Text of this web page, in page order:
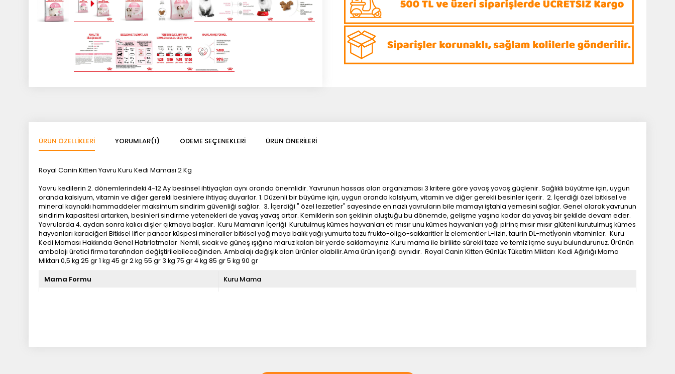
ÜRÜN ÖZELLIKLERI YORUMLAR(1) ÖDEME SEÇENEKLERI ÜRÜN ÖNERILERI
Royal Canin Kitten Yavru Kuru Kedi Maması 2 Kg
Yavru kedilerin 2. dönemlerindeki 4-12 Ay besinsel ihtiyaçları aynı oranda önemlidir. Yavrunun hassas olan organizması 3 kritere göre yavaş yavaş güçlenir. Sağlıklı büyütme için, uygun
oranda kalsiyum, vitamin ve diğer gerekli besinlere ihtiyaç duyarlar. 1. Düzenli bir büyüme için, uygun oranda kalsiyum, vitamin ve diğer gerekli besinler içerir. 2. İçerdiği özel bitkisel ve
mineral kaynaklı hammaddeler maksimum sindirim güvenliği sağlar. 3. İçerdiği " özel lezzetler" sayesinde en nazlı yavruların bile mamayı iştahla yemesini sağlar. Genel olarak yavrunun
sindirim kapasitesi artarken, besinleri sindirme yetenekleri de yavaş yavaş artar. Kemiklerin son şeklinin oluştuğu bu dönemde, gelişme yaşına kadar da yavaş bir şekilde devam eder.
Yavrularda 4. aydan sonra kalıcı dişler çıkmaya başlar. Kuru Mamanın İçeriği Kurutulmuş kümes hayvanları eti mısır unu kümes hayvanları yağı pirinç mısır mısır glüteni kurutulmuş kümes
hayvanları karaciğeri Bitkisel lifler pancar küspesi mineraller bitkisel yağ maya balık yağı yumurta tozu frukto-oligo-sakkaritler İz elementler L-lizin, taurin DL-metİyonin vitaminler. Kuru
Kedi Maması Hakkında Genel Hatırlatmalar Nemli, sıcak ve güneş ışığına maruz kalan bir yerde saklamayınız. Kuru mama ile birlikte sürekli taze ve temiz içme suyu bulundurunuz. Ürünün
ambalajı üretici firma tarafından değiştirilebileceğinden. Ambalajı değişik olan ürünler olabilir.Ama ürün içeriği aynıdır. Royal Canin Kitten Günlük Tüketim Miktarı Kedi Ağırlığı Mama
Miktarı 0,5 kg 25 gr 1 kg 45 gr 2 kg 55 gr 3 kg 75 gr 4 kg 85 gr 5 kg 90 gr
Mama Formu
Kuru Mama